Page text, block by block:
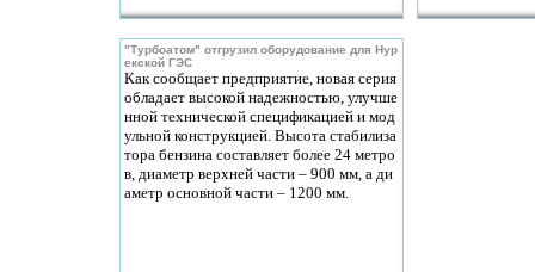
"Турбоатом" отгрузил оборудование для Нур
екской ГЭС
Как сообщает предприятие, новая серия
обладает высокой надежностью, улучше
нной технической спецификацией и мод
ульной конструкцией. Высота стабилиза
тора бензина составляет более 24 метро
в, диаметр верхней части – 900 мм, а ди
аметр основной части – 1200 мм.